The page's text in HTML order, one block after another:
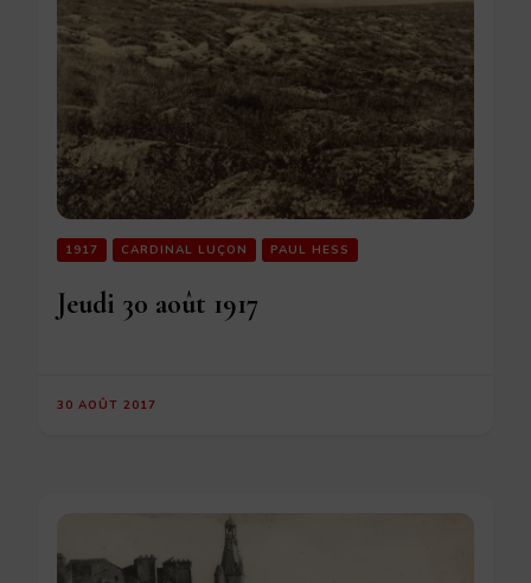
1917 CARDINAL LUÇON PAUL HESS
Jeudi 30 août 1917
30 AOÛT 2017